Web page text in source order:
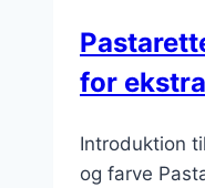
for
Introduktion
og farve